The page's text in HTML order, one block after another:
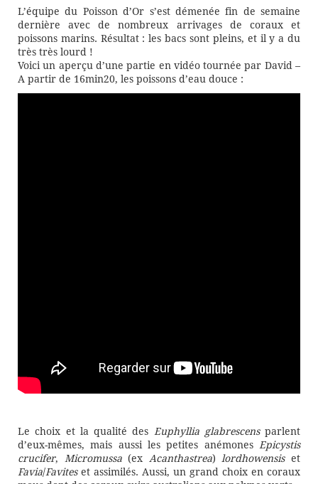
L’équipe du Poisson d’Or s’est démenée fin de semaine
dernière avec de nombreux arrivages de coraux et
poissons marins. Résultat : les bacs sont pleins, et il y a du
très très lourd !
Voici un aperçu d’une partie en vidéo tournée par David –
A partir de 16min20, les poissons d’eau douce :
Le choix et la qualité des Euphyllia glabrescens parlent
d’eux-mêmes, mais aussi les petites anémones Epicystis
crucifer, Micromussa(ex Acanthastrea)lordhowensiset
Favia/Faviteset assimilés. Aussi, un grand choix en coraux